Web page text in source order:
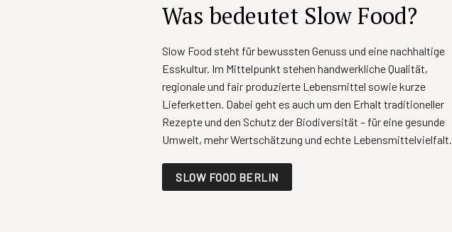
Was bedeutet Slow Food?
Slow Food steht für bewussten Genuss und eine nachhaltige
Esskultur. Im Mittelpunkt stehen handwerkliche Qualität,
regionale und fair produzierte Lebensmittel sowie kurze
Lieferketten. Dabei geht es auch um den Erhalt traditioneller
Rezepte und den Schutz der Biodiversität – für eine gesunde
Umwelt, mehr Wertschätzung und echte Lebensmittelvielfalt.
SLOW FOOD BERLIN